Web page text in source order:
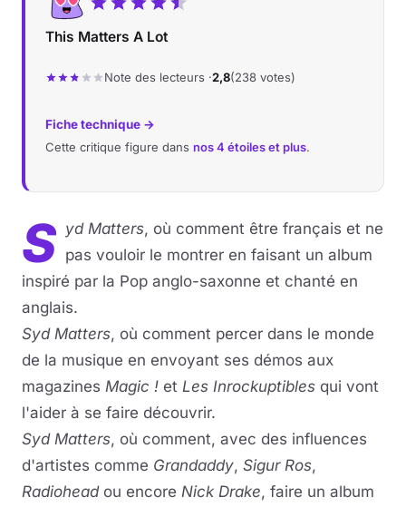
This Matters A Lot
Note des lecteurs ·2,8(238 votes)
Fiche technique →
Cette critique figure dans nos 4 étoiles et plus.
S yd Matters, où comment être français et ne
pas vouloir le montrer en faisant un album
inspiré par la Pop anglo-saxonne et chanté en
anglais.
Syd Matters, où comment percer dans le monde
de la musique en envoyant ses démos aux
magazines Magic ! et Les Inrockuptibles qui vont
l'aider à se faire découvrir.
Syd Matters, où comment, avec des influences
d'artistes comme Grandaddy, Sigur Ros,
Radioheadou encore Nick Drake, faire un album